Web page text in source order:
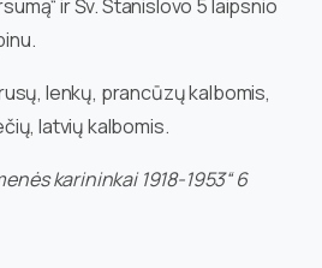
ir Šv. Stanislovo 5 laipsnio
lenkų, prancūzų kalbomis,
latvių kalbomis.
karininkai 1918-1953“ 6